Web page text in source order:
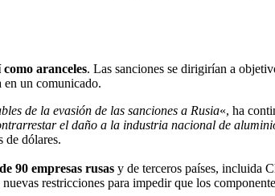
aranceles. Las sanciones se dirigirían a
un comunicado.
de la evasión de las sanciones a Rusia«, ha
el daño a la industria nacional de
de dólares.
90 empresas rusas y de terceros países, incluida
restricciones para impedir que los